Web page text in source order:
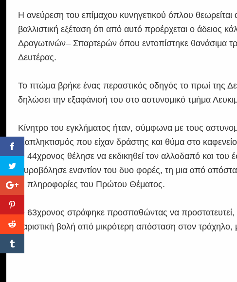
Η ανεύρεση του επίμαχου κυνηγετικού όπλου θεωρείται
βαλλιστική εξέταση ότι από αυτό προέρχεται ο άδειος
Δραγωτινών– Σπαρτερών όπου εντοπίστηκε θανάσιμα
Δευτέρας.
Το πτώμα βρήκε ένας περαστικός οδηγός το πρωί της
δηλώσει την εξαφάνισή του στο αστυνομικό τμήμα
Κίνητρο του εγκλήματος ήταν, σύμφωνα με τους
διαπληκτισμός που είχαν δράστης και θύμα στο
Ο 44χρονος θέλησε να εκδικηθεί τον αλλοδαπό και του
πυροβόλησε εναντίον του δυο φορές, τη μια από
οι πληροφορίες του Πρώτου Θέματος.
Ο 63χρονος στράφηκε προσπαθώντας να
χαριστική βολή από μικρότερη απόσταση στον